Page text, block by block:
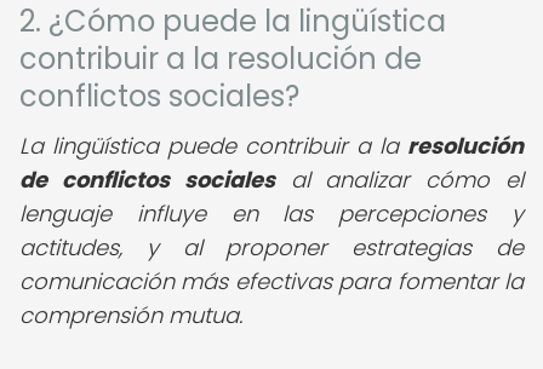
2. ¿Cómo puede la lingüística
contribuir a la resolución de
conflictos sociales?
La lingüística puede contribuir a la resolución
de conflictos socialesal analizar cómo el
lenguaje influye en las percepciones y
actitudes, y al proponer estrategias de
comunicación más efectivas para fomentar la
comprensión mutua.